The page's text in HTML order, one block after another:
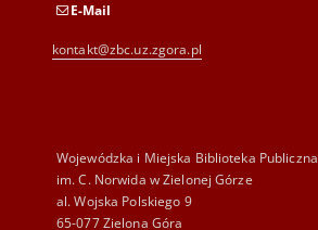
E-Mail
kontakt@zbc.uz.zgora.pl
Wojewódzka i Miejska Biblioteka Publiczna
im. C. Norwida w Zielonej Górze
al. Wojska Polskiego 9
65-077 Zielona Góra